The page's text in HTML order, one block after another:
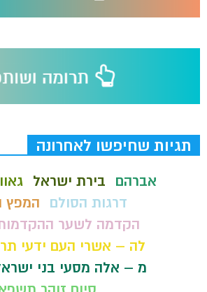
תגיות שחיפשו לאחרונה
אברהם בירת ישראל
דרגות הסולם
המפץ
הקדמה לשער
לה – אשרי העם ידעי
מ – אלה מסעי בני